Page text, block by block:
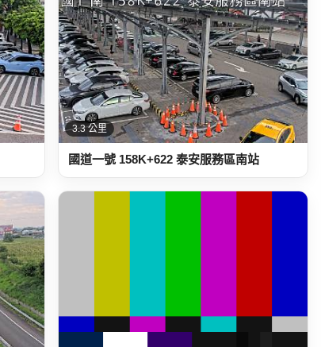
3.3 公里
國道一號 158K+622 泰安服務區南站